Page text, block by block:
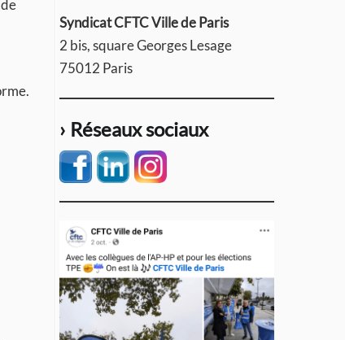
Syndicat CFTC Ville de Paris
2 bis, square Georges Lesage
75012 Paris
› Réseaux sociaux